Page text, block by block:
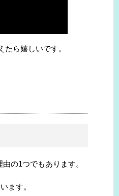
ら嬉しいです。
の1つでもあります。
ます。